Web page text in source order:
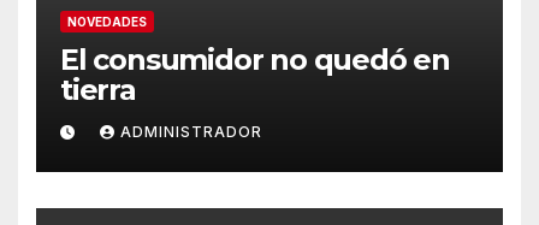
NOVEDADES
El consumidor no quedó en
tierra
ADMINISTRADOR